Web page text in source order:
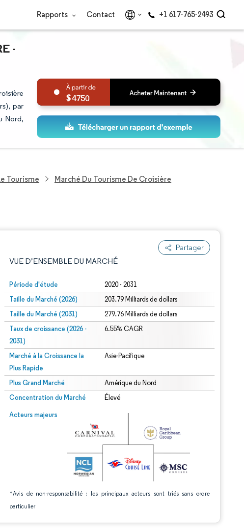
Rapports Contact +1 617-765-2493
-
par
Nord,
4750
Tourisme Marché Du Tourisme De Croisière
Partager
VUE D’ENSEMBLE DU MARCHÉ
Période d'étude 2020 - 2031
Taille du Marché (2026) 203.79 Milliards de dollars
Taille du Marché (2031) 279.76 Milliards de dollars
Taux de croissance (2026 -
2031)
6.55% CAGR
Marché à la Croissance la
Plus Rapide
Asie-Pacifique
Plus Grand Marché Amérique du Nord
Concentration du Marché Élevé
Acteurs majeurs
*Avis de non-responsabilité : les principaux acteurs sont triés sans ordre
particulier
Image © Mordor Intelligence. La réutilisation nécessite une attribution sous CC BY 4.0.
une attribution sous CC BY 4.0.